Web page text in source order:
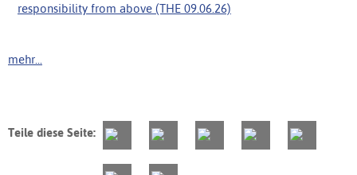
responsibility from above (THE 09.06.26)
mehr...
Teile diese Seite: